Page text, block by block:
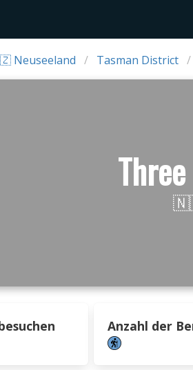
Neuseeland Tasman District
Anzahl der